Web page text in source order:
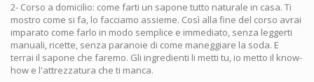
2- Corso a domicilio: come farti un sapone tutto naturale in casa. Ti
mostro come si fa, lo facciamo assieme. Così alla fine del corso avrai
imparato come farlo in modo semplice e immediato, senza leggerti
manuali, ricette, senza paranoie di come maneggiare la soda. E
terrai il sapone che faremo. Gli ingredienti li metti tu, io metto il know-
how e l'attrezzatura che ti manca.